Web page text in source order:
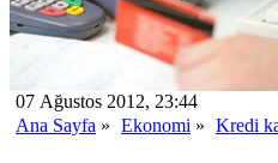
07 Ağustos 2012, 23:44
Ana Sayfa » Ekonomi » Kredi